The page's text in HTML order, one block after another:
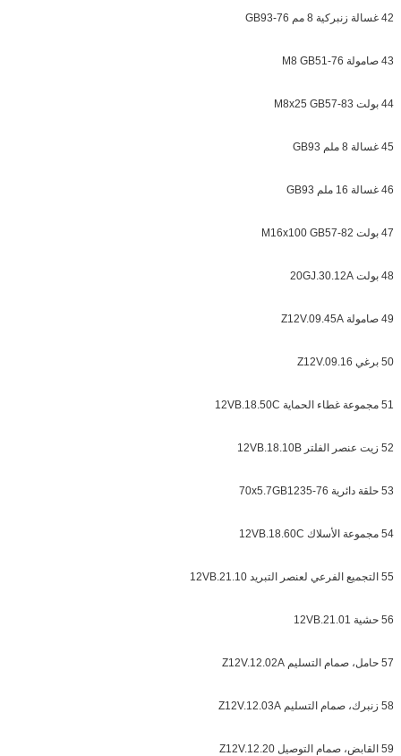
42 غسالة زنبركية 8 مم GB93-76
43 صامولة M8 GB51-76
44 بولت M8x25 GB57-83
45 غسالة 8 ملم GB93
46 غسالة 16 ملم GB93
47 بولت M16x100 GB57-82
48 بولت 20GJ.30.12A
49 صامولة Z12V.09.45A
50 برغي Z12V.09.16
51 مجموعة غطاء الحماية 12VB.18.50C
52 زيت عنصر الفلتر 12VB.18.10B
53 حلقة دائرية 70x5.7GB1235-76
54 مجموعة الأسلاك 12VB.18.60C
55 التجميع الفرعي لعنصر التبريد 12VB.21.10
56 حشية 12VB.21.01
57 حامل، صمام التسليم Z12V.12.02A
58 زنبرك، صمام التسليم Z12V.12.03A
59 القابض، صمام التوصيل Z12V.12.20